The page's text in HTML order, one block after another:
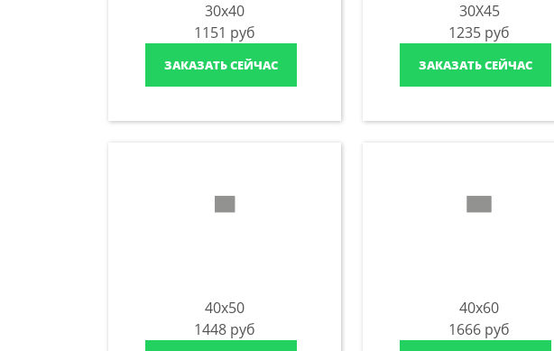
30x40
1151 руб
ЗАКАЗАТЬ СЕЙЧАС
30X45
1235 руб
ЗАКАЗАТЬ СЕЙЧАС
40x50
1448 руб
40x60
1666 руб